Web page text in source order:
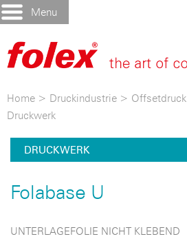
Menu
Home > Druckindustrie > Offsetdruck
Druckwerk
DRUCKWERK
Folabase U
UNTERLAGEFOLIE NICHT KLEBEND